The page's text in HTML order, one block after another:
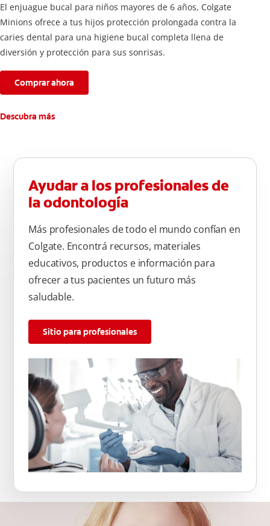
El enjuague bucal para niños mayores de 6 años, Colgate
Minions ofrece a tus hijos protección prolongada contra la
caries dental para una higiene bucal completa llena de
diversión y protección para sus sonrisas.
Comprar ahora
Descubra más
Ayudar a los profesionales de
la odontología
Más profesionales de todo el mundo confían en
Colgate. Encontrá recursos, materiales
educativos, productos e información para
ofrecer a tus pacientes un futuro más
saludable.
Sitio para profesionales